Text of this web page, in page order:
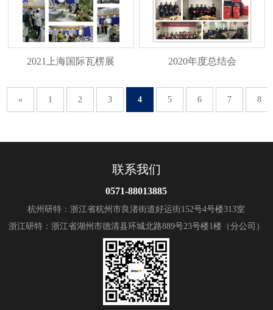
2021上海国际瓦楞展 2020年度总结会
« 1 2 3 4 5 6 7 8
联系我们
0571-88013885
杭州研特：浙江省杭州市良渚街道好运街152号4号楼313室
浙江研特：浙江省湖州市德清县环城北路889号23号楼1楼（分公司）